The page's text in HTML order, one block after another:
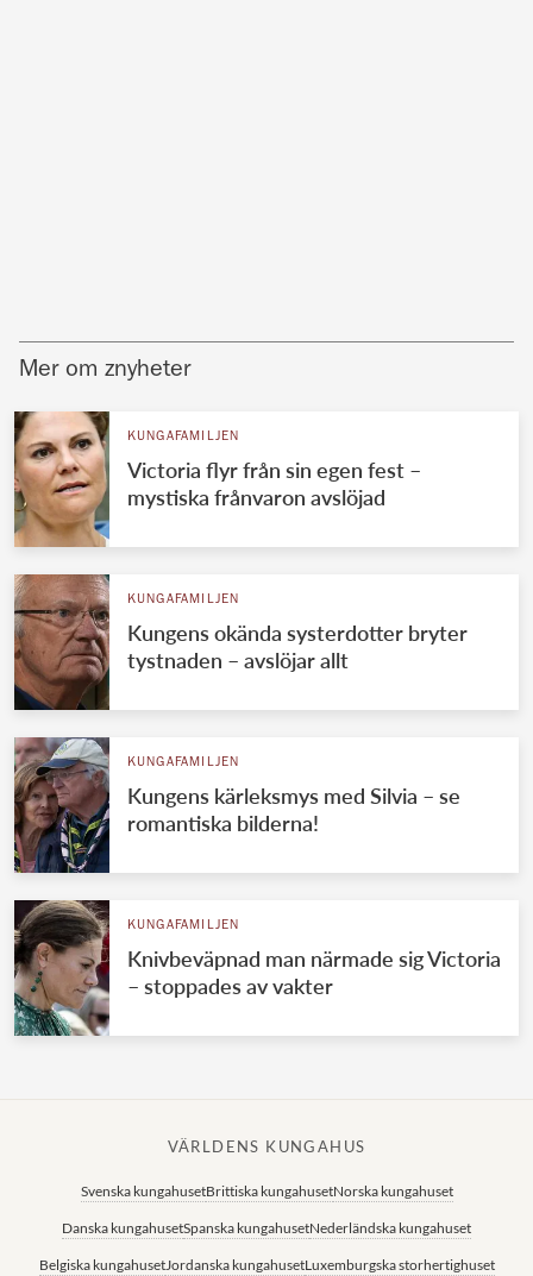
Mer om znyheter
KUNGAFAMILJEN
Victoria flyr från sin egen fest –
mystiska frånvaron avslöjad
KUNGAFAMILJEN
Kungens okända systerdotter bryter
tystnaden – avslöjar allt
KUNGAFAMILJEN
Kungens kärleksmys med Silvia – se
romantiska bilderna!
KUNGAFAMILJEN
Knivbeväpnad man närmade sig Victoria
– stoppades av vakter
VÄRLDENS KUNGAHUS
Svenska kungahusetBrittiska kungahusetNorska kungahuset
Danska kungahusetSpanska kungahusetNederländska kungahuset
Belgiska kungahusetJordanska kungahusetLuxemburgska storhertighuset